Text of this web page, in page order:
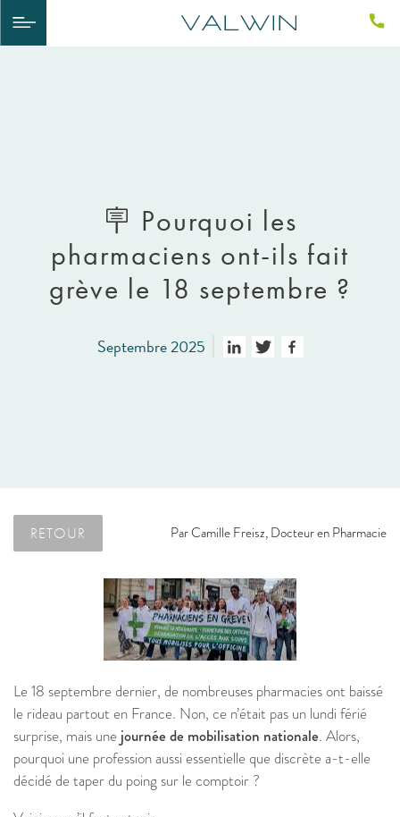
​🪧​ Pourquoi les
pharmaciens ont-ils fait
grève le 18 septembre ?
Septembre 2025
RETOUR ParCamille Freisz, Docteur en Pharmacie
Le 18 septembre dernier, de nombreuses pharmacies ont baissé
le rideau partout en France. Non, ce n’était pas un lundi férié
surprise, mais une journée de mobilisation nationale. Alors,
pourquoi une profession aussi essentielle que discrète a-t-elle
décidé de taper du poing sur le comptoir ?